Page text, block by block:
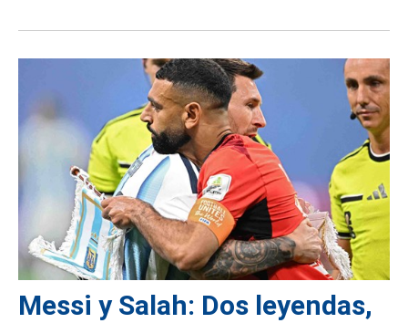
Messi y Salah: Dos leyendas,